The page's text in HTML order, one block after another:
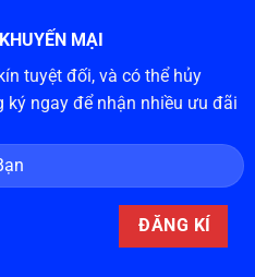
MẠI
tuyệt đối, và có thể hủy
ngay để nhận nhiều ưu đãi